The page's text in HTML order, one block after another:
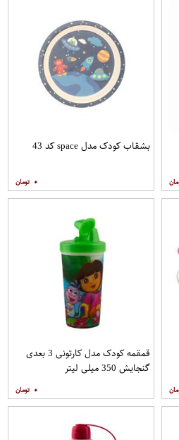
بشقاب کودک مدل space کد 43
۰
قمقمه کودک مدل کارتونی 3 بعدی
گنجایش 350 میلی لیتر
۰